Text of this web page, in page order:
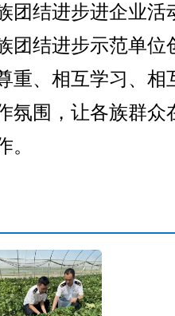
团结进步进企业活
团结进步示范单位
重、相互学习、相
氛围，让各族群众
。